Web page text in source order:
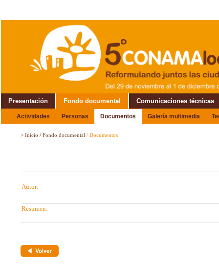
Presentación Fondo documental Comunicaciones técnicas
Actividades Personas Documentos Galería multimedia
Alrededor del Encuentro
> Inicio / Fondo documental / Documentos
Autor:
Resumen: